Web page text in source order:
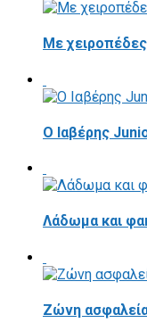
Με
Ο Ιαβέρης
Λάδωμα και
Ζώνη